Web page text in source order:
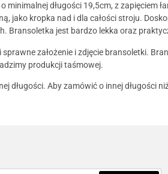
długości 19,5cm, z zapięciem
jako kropka nad i dla całości stroju.
Bransoletka jest bardzo lekka oraz
założenie i zdjęcie bransoletki.
produkcji taśmowej.
długości. Aby zamówić o innej długości